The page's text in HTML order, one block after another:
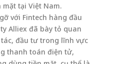
tại Việt Nam.
với Fintech hàng đầu
Alliex đã bày tỏ quan
đầu tư trong lĩnh vực
thanh toán điện tử,